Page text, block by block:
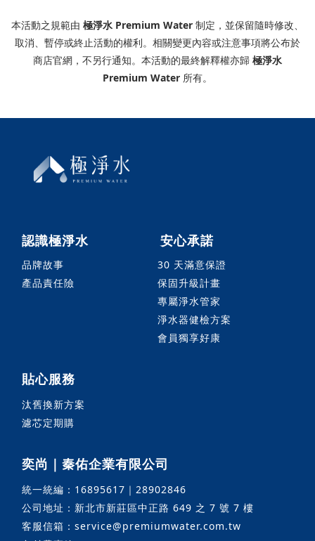
本活動之規範由 極淨水 Premium Water 制定，並保留隨時修改、
取消、暫停或終止活動的權利。相關變更內容或注意事項將公布於
商店官網，不另行通知。本活動的最終解釋權亦歸 極淨水
Premium Water 所有。
認識極淨水
品牌故事
產品責任險
安心承諾
30 天滿意保證
保固升級計畫
專屬淨水管家
淨水器健檢方案
會員獨享好康
貼心服務
汰舊換新方案
濾芯定期購
奕尚｜秦佑企業有限公司
統一統編：16895617｜28902846
公司地址：新北市新莊區中正路 649 之 7 號 7 樓
客服信箱：service@premiumwater.com.tw